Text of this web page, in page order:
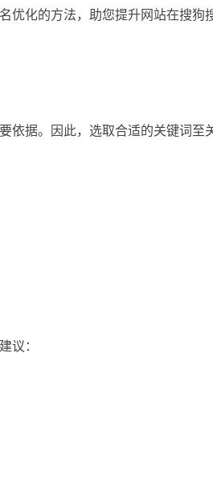
化的方法，助您提升网站在搜狗
依据。因此，选取合适的关键词
议：